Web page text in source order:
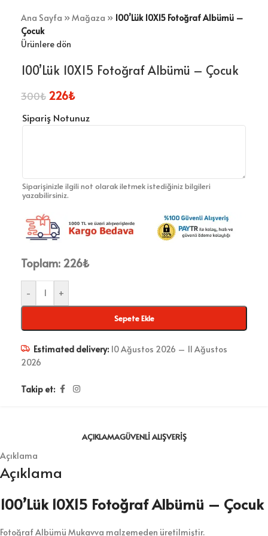
Ana Sayfa »Mağaza » 100’Lük 10X15 Fotoğraf Albümü –
Çocuk
Ürünlere dön
100’Lük 10X15 Fotoğraf Albümü – Çocuk
300₺ 226₺
Sipariş Notunuz
Siparişinizle ilgili not olarak iletmek istediğiniz bilgileri
yazabilirsiniz.
Toplam: 226₺
- +
Sepete Ekle
Estimated delivery: 10 Ağustos 2026 – 11 Ağustos
2026
Takip et:
AÇIKLAMAGÜVENLI ALIŞVERIŞ
Açıklama
Açıklama
100’Lük 10X15 Fotoğraf Albümü – Çocuk
Fotoğraf Albümü Mukavva malzemeden üretilmiştir.